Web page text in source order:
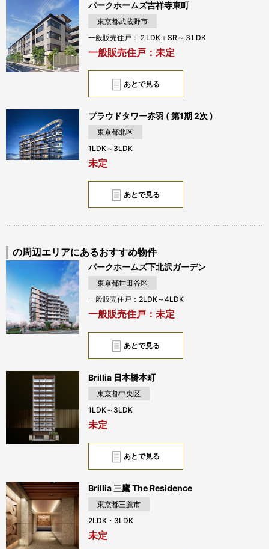
あとで見る
パークホームズ吉祥寺東町
東京都武蔵野市
一般販売住戸：２LDK＋SR～３LDK
一般販売住戸：未定
あとで見る
プラウドタワー赤羽 ( 第1期 2次 )
東京都北区
1LDK～3LDK
未定
の周辺エリアにあるおすすめ物件
あとで見る
パークホームズ下北沢ガーデン
東京都世田谷区
一般販売住戸：2LDK～4LDK
一般販売住戸：未定
あとで見る
Brillia 日本橋本町
東京都中央区
1LDK～3LDK
未定
Brillia 三鷹 The Residence
東京都三鷹市
2LDK・3LDK
未定